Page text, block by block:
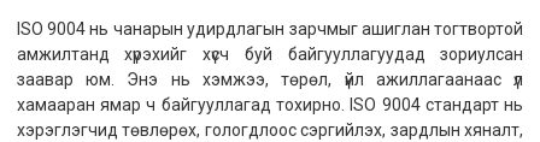
ISO 9004 нь чанарын удирдлагын зарчмыг ашиглан тогтвортой
амжилтанд хүрэхийг хүсч буй байгууллагуудад зориулсан
заавар юм. Энэ нь хэмжээ, төрөл, үйл ажиллагаанаас үл
хамааран ямар ч байгууллагад тохирно. ISO 9004 стандарт нь
хэрэглэгчид төвлөрөх, гологдлоос сэргийлэх, зардлын хяналт,